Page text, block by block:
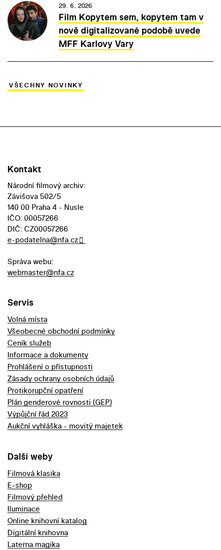
29. 6. 2026
Film Kopytem sem, kopytem tam v
nově digitalizované podobě uvede
MFF Karlovy Vary
VŠECHNY NOVINKY
Kontakt
Národní filmový archiv:
Závišova 502/5
140 00 Praha 4 - Nusle
IČO: 00057266
DIČ: CZ00057266
e-podatelna@nfa.cz
Správa webu:
webmaster@nfa.cz
Servis
Volná místa
Všeobecné obchodní podmínky
Ceník služeb
Informace a dokumenty
Prohlášení o přístupnosti
Zásady ochrany osobních údajů
Protikorupční opatření
Plán genderové rovnosti (GEP)
Výpůjční řád 2023
Aukční vyhláška - movitý majetek
Další weby
Filmová klasika
E-shop
Filmový přehled
Iluminace
Online knihovní katalog
Digitální knihovna
Laterna magika